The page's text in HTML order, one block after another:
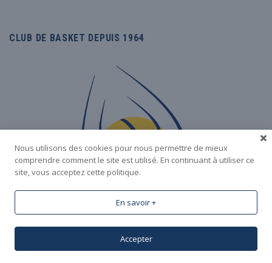
CLUB DE BASKET DEPUIS 1964
Nous utilisons des cookies pour nous permettre de mieux
comprendre comment le site est utilisé. En continuant à utiliser ce
site, vous acceptez cette politique.
En savoir +
Accepter